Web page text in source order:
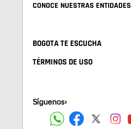
CONOCE NUESTRAS ENTIDADES
BOGOTA TE ESCUCHA
TÉRMINOS DE USO
Síguenos: